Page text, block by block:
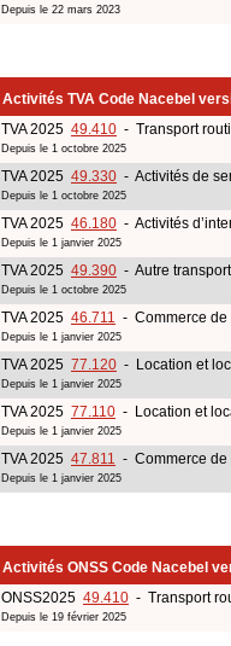
Depuis le 22 mars 2023
Activités TVA Code Nacebel
TVA 2025 49.410 - Transport
Depuis le 1 octobre 2025
TVA 2025 49.330 - Activités de
Depuis le 1 octobre 2025
TVA 2025 46.180 - Activités
Depuis le 1 janvier 2025
TVA 2025 49.390 - Autre
Depuis le 1 octobre 2025
TVA 2025 46.711 - Commerce de
Depuis le 1 janvier 2025
TVA 2025 77.120 - Location et
Depuis le 1 janvier 2025
TVA 2025 77.110 - Location et
Depuis le 1 janvier 2025
TVA 2025 47.811 - Commerce de
Depuis le 1 janvier 2025
Activités ONSS Code Nacebel
ONSS2025 49.410 - Transport
Depuis le 19 février 2025